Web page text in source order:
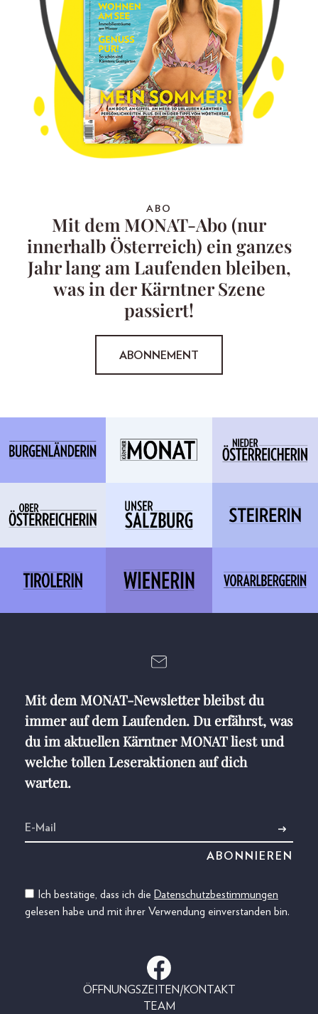
ABO
Mit dem MONAT-Abo (nur
innerhalb Österreich) ein ganzes
Jahr lang am Laufenden bleiben,
was in der Kärntner Szene
passiert!
ABONNEMENT
Mit dem MONAT-Newsletter bleibst du
immer auf dem Laufenden. Du erfährst, was
du im aktuellen Kärntner MONAT liest und
welche tollen Leseraktionen auf dich
warten.
Ich bestätige, dass ich die Datenschutzbestimmungen
gelesen habe und mit ihrer Verwendung einverstanden bin.
ÖFFNUNGSZEITEN/KONTAKT
TEAM